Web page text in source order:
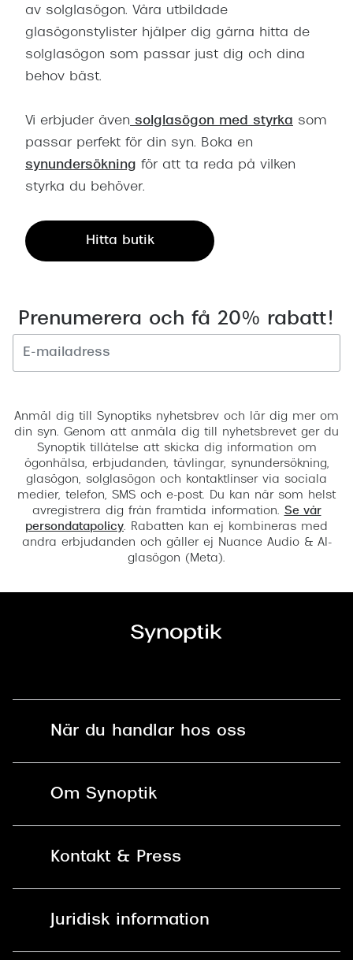
av solglasögon. Våra utbildade
glasögonstylister hjälper dig gärna hitta de
solglasögon som passar just dig och dina
behov bäst.
Vi erbjuder även solglasögon med styrka som
passar perfekt för din syn. Boka en
synundersökning för att ta reda på vilken
styrka du behöver.
Hitta butik
Prenumerera och få 20% rabatt!
Anmäl dig till Synoptiks nyhetsbrev och lär dig mer om
din syn. Genom att anmäla dig till nyhetsbrevet ger du
Synoptik tillåtelse att skicka dig information om
ögonhälsa, erbjudanden, tävlingar, synundersökning,
glasögon, solglasögon och kontaktlinser via sociala
medier, telefon, SMS och e-post. Du kan när som helst
avregistrera dig från framtida information. Se vår
persondatapolicy. Rabatten kan ej kombineras med
andra erbjudanden och gäller ej Nuance Audio & AI-
glasögon (Meta).
När du handlar hos oss
Betala säkert med Klarna, Swish,
30 dagars öppet köp online
Om Synoptik
Kontakt & Press
Juridisk information